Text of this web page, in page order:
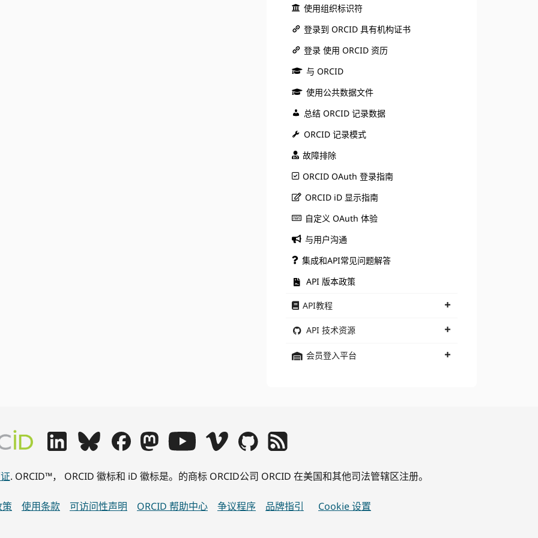
使用组织标识符
登录到 ORCID 具有机构证书
登录 使用 ORCID 资历
与 ORCID
使用公共数据文件
总结 ORCID 记录数据
ORCID 记录模式
故障排除
ORCID OAuth 登录指南
ORCID iD 显示指南
自定义 OAuth 体验
与用户沟通
集成和API常见问题解答
API 版本政策
API教程
API 技术资源
会员登入平台
. ORCID™， ORCID 徽标和 iD 徽标是。的商标 ORCID公司 ORCID 在美国和其他司法管辖区注册。
使用条款 可访问性声明 ORCID 帮助中心 争议程序 品牌指引 Cookie 设置